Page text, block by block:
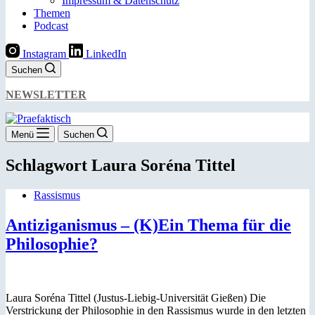
Themen
Podcast
Instagram LinkedIn
Suchen
NEWSLETTER
Menü Suchen
Schlagwort Laura Soréna Tittel
Rassismus
Antiziganismus – (K)Ein Thema für die
Philosophie?
Laura Soréna Tittel (Justus-Liebig-Universität Gießen) Die
Verstrickung der Philosophie in den Rassismus wurde in den letzten